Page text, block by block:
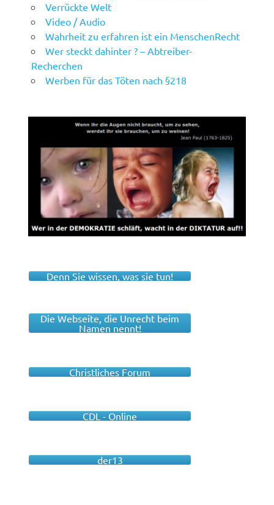
Verrückte Welt
Video / Audio
Wahrheit zu erfahren ist ein MenschenRecht
Wer steckt dahinter ? – Abtreiber-
Recherchen
Werben für das Töten nach §218
Denn Sie wissen, was sie tun!
Die Webseite, die Unrecht beim
Namen nennt!
Christliches Forum
CDL - Online
der13